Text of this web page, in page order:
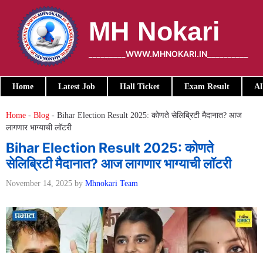
content
MH Nokari
_________WWW.MHNOKARI.IN__________
Home Latest Job Hall Ticket Exam Result
Home - Blog - Bihar Election Result 2025: कोणते सेलिब्रिटी मैदानात? आज
लागणार भाग्याची लॉटरी
Bihar Election Result 2025: कोणते
सेलिब्रिटी मैदानात? आज लागणार भाग्याची लॉटरी
November 14, 2025 by Mhnokari Team